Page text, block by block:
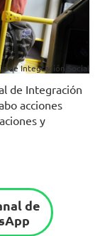
de Integración Social
de Integración
acciones
y
de